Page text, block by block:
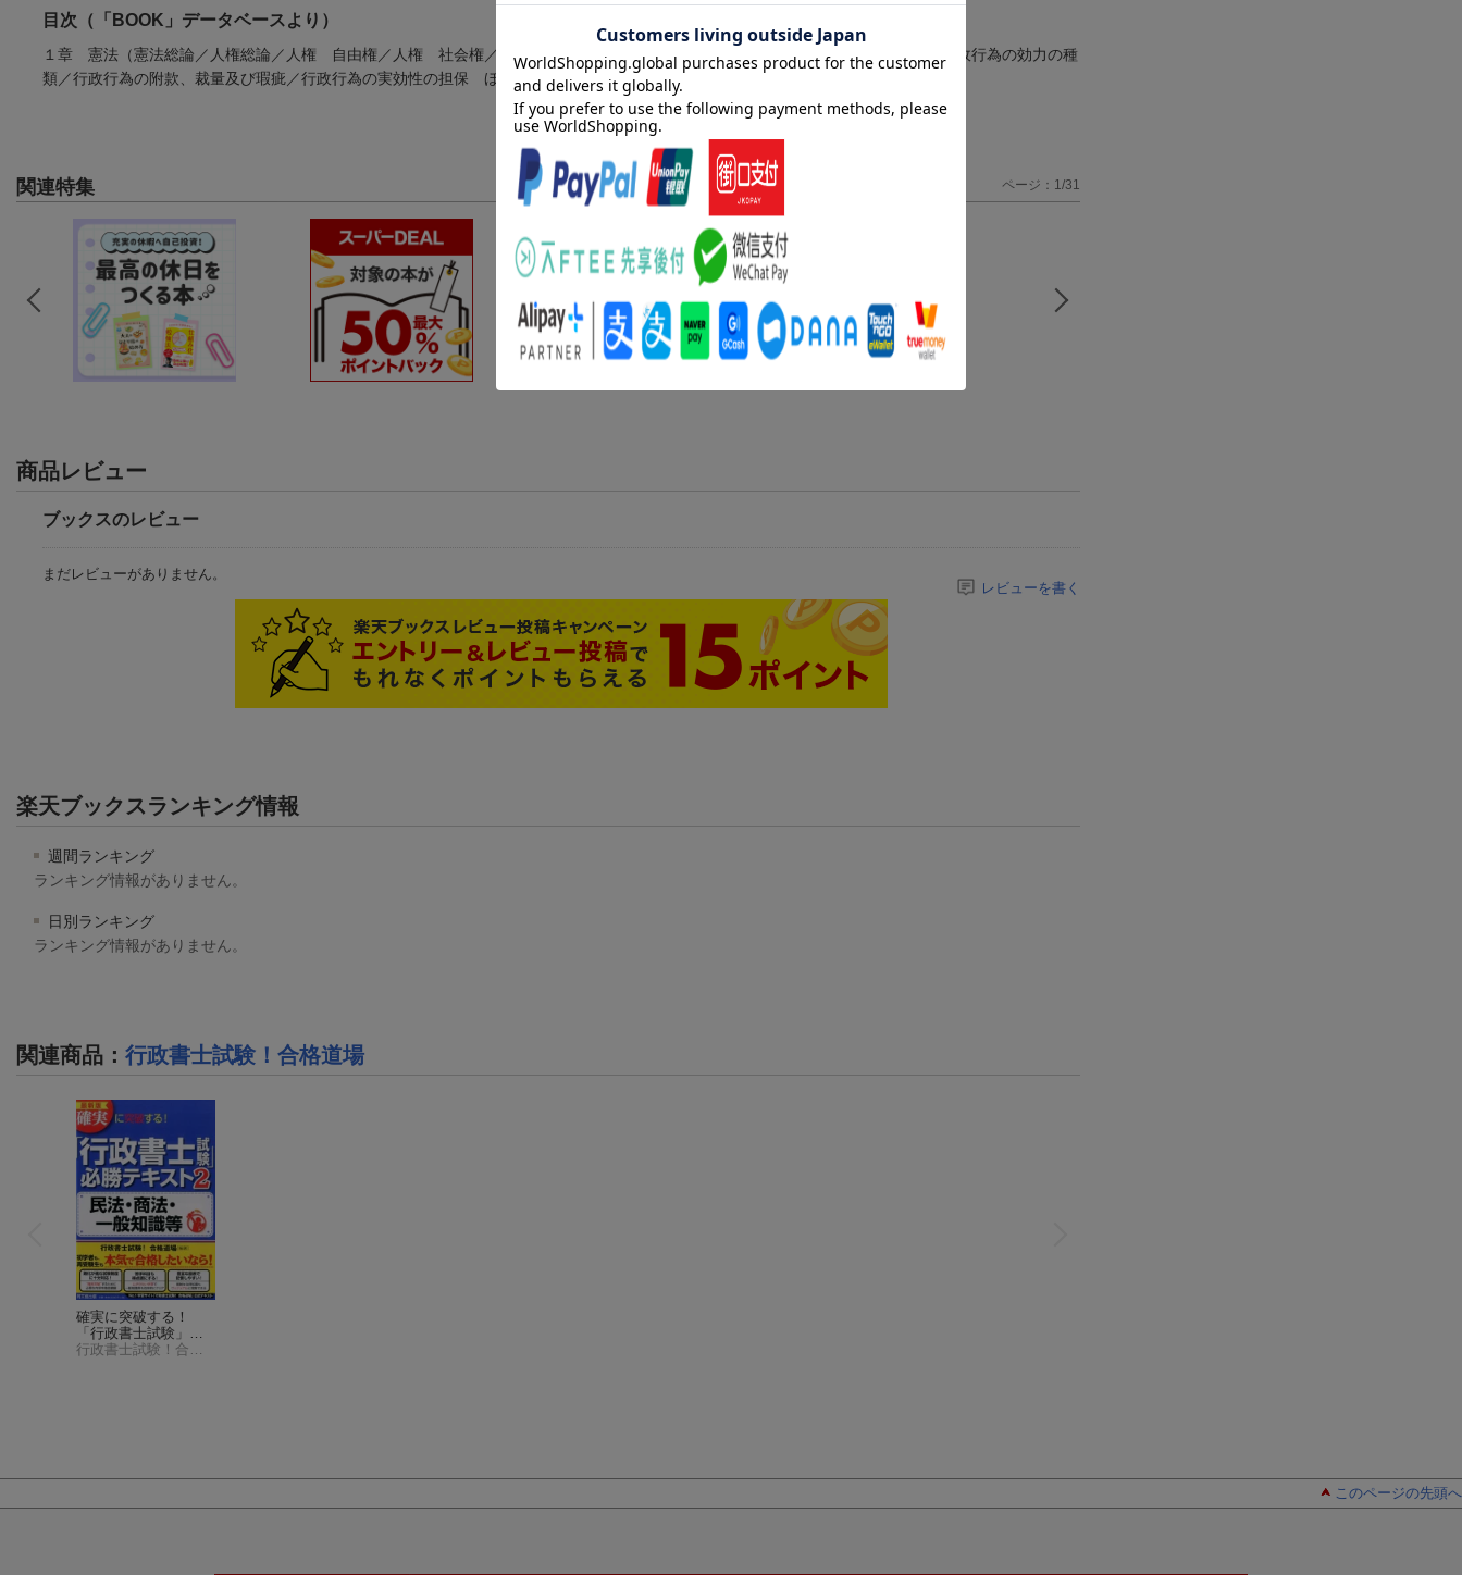
目次（「BOOK」データベースより）
１章 憲法（憲法総論／人権総論／人権 自由権／人権 社会権／その他人権 ほか）／２章 行政法（行政法総論／行政組織法／行政行為の効力の種
類／行政行為の附款、裁量及び瑕疵／行政行為の実効性の担保 ほか）／３章 基礎法学
関連特集 ページ：1/31
商品レビュー
ブックスのレビュー
まだレビューがありません。
レビューを書く
楽天ブックスランキング情報
週間ランキング
ランキング情報がありません。
日別ランキング
ランキング情報がありません。
関連商品 ： 行政書士試験！合格道場
確実に突破する！
「行政書士試験」必
勝テキスト（2）最新
このページの先頭へ